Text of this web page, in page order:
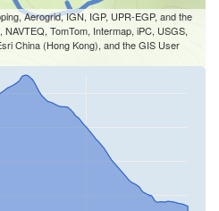
Aerogrid, IGN, IGP, UPR-EGP, and the
TomTom, Intermap, iPC, USGS,
China (Hong Kong), and the GIS User